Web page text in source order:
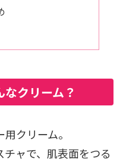
なクリーム？
クリーム。
ャで、肌表面をつる